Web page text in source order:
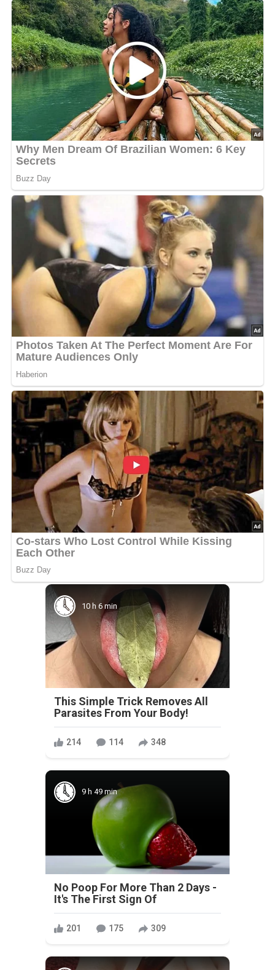
10 h 6 min
This Simple Trick Removes All
Parasites From Your Body!
214 114 348
9 h 49 min
No Poop For More Than 2 Days -
It's The First Sign Of
201 175 309